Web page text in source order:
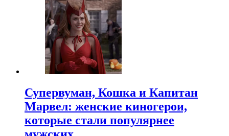
Супервуман, Кошка и Капитан
Марвел: женские киногерои,
которые стали популярнее